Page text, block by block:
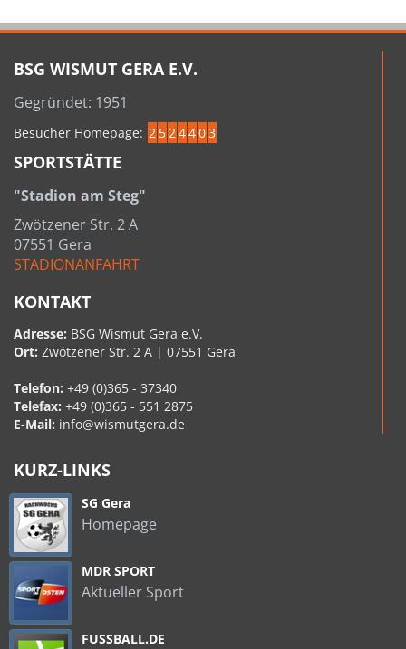
BSG WISMUT GERA E.V.
Gegründet: 1951
Besucher Homepage: 2 524403
SPORTSTÄTTE
"Stadion am Steg"
Zwötzener Str. 2 A
07551 Gera
STADIONANFAHRT
KONTAKT
Adresse: BSG Wismut Gera e.V.
Ort: Zwötzener Str. 2 A | 07551 Gera
Telefon: +49 (0)365 - 37340
Telefax: +49 (0)365 - 551 2875
E-Mail: info@wismutgera.de
KURZ-LINKS
SG Gera
Homepage
MDR SPORT
Aktueller Sport
FUSSBALL.DE